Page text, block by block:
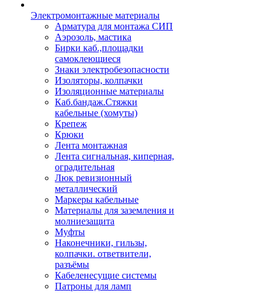
Электромонтажные материалы
Арматура для монтажа СИП
Аэрозоль, мастика
Бирки каб.,площадки
самоклеющиеся
Знаки электробезопасности
Изоляторы, колпачки
Изоляционные материалы
Каб.бандаж.Стяжки
кабельные (хомуты)
Крепеж
Крюки
Лента монтажная
Лента сигнальная, киперная,
оградительная
Люк ревизионный
металлический
Маркеры кабельные
Материалы для заземления и
молниезащита
Муфты
Наконечники, гильзы,
колпачки. ответвители,
разъёмы
Кабеленесущие системы
Патроны для ламп